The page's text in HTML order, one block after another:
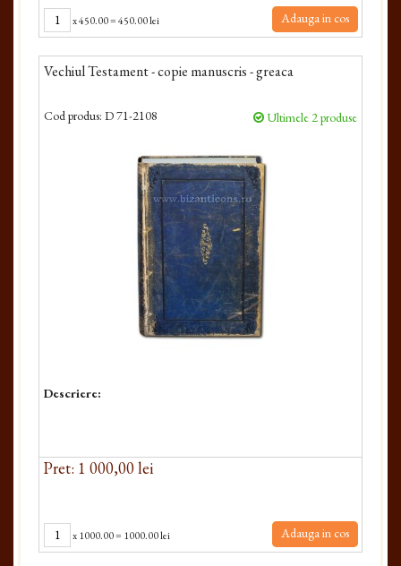
x450.00=450.00 lei Adauga in cos
Vechiul Testament - copie manuscris - greaca
Cod produs: D 71-2108 Ultimele 2 produse
Descriere:
Pret: 1 000,00 lei
x1000.00= 1000.00 lei Adauga in cos